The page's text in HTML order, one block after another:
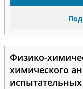
Физико-
химического